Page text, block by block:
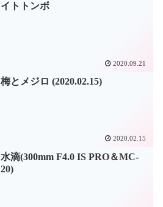
イトトンボ
2020.09.21
梅とメジロ (2020.02.15)
2020.02.15
水滴(300mm F4.0 IS PRO＆MC-
20)